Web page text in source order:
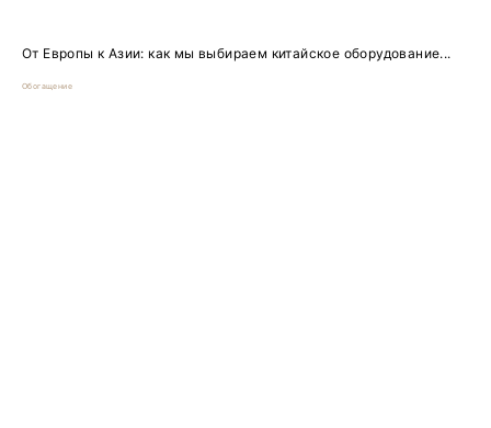
От Европы к Азии: как мы выбираем китайское оборудование...
Обогащение